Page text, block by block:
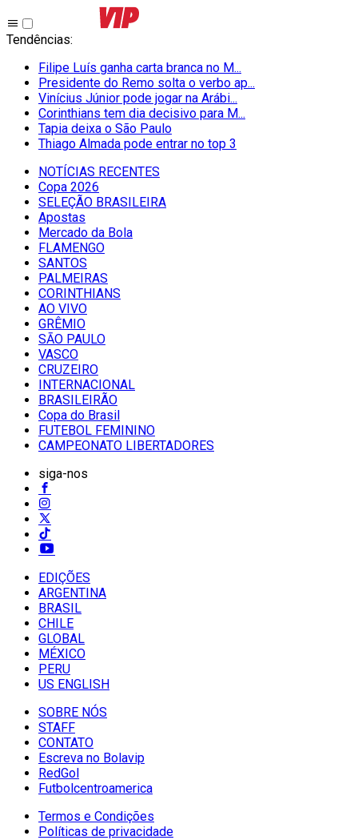
Tendências:
Filipe Luís ganha carta branca no M...
Presidente do Remo solta o verbo ap...
Vinícius Júnior pode jogar na Arábi...
Corinthians tem dia decisivo para M...
Tapia deixa o São Paulo
Thiago Almada pode entrar no top 3
NOTÍCIAS RECENTES
Copa 2026
SELEÇÃO BRASILEIRA
Apostas
Mercado da Bola
FLAMENGO
SANTOS
PALMEIRAS
CORINTHIANS
AO VIVO
GRÊMIO
SĀO PAULO
VASCO
CRUZEIRO
INTERNACIONAL
BRASILEIRÃO
Copa do Brasil
FUTEBOL FEMININO
CAMPEONATO LIBERTADORES
siga-nos
EDIÇÕES
ARGENTINA
BRASIL
CHILE
GLOBAL
MÉXICO
PERU
US ENGLISH
SOBRE NÓS
STAFF
CONTATO
Escreva no Bolavip
RedGol
Futbolcentroamerica
Termos e Condições
Políticas de privacidade